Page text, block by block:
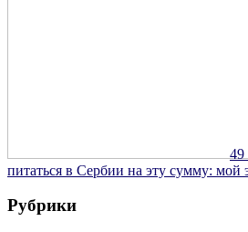
49
питаться в Сербии на эту сумму: мой
Рубрики